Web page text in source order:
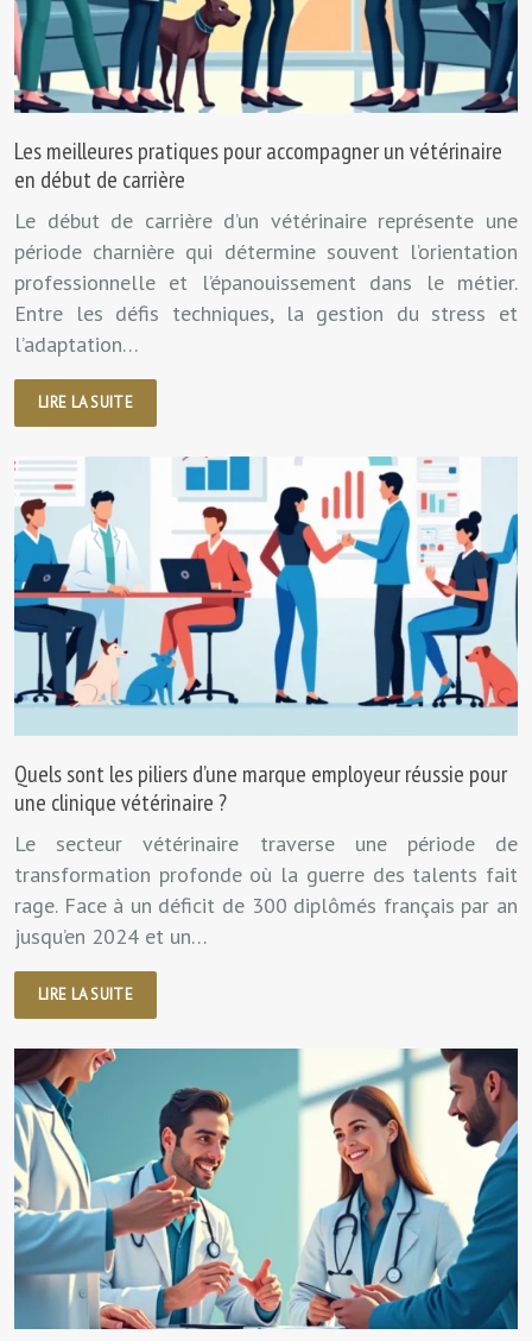
Les meilleures pratiques pour accompagner un vétérinaire
en début de carrière
Le début de carrière d’un vétérinaire représente une
période charnière qui détermine souvent l’orientation
professionnelle et l’épanouissement dans le métier.
Entre les défis techniques, la gestion du stress et
l’adaptation…
LIRE LA SUITE
Quels sont les piliers d’une marque employeur réussie pour
une clinique vétérinaire ?
Le secteur vétérinaire traverse une période de
transformation profonde où la guerre des talents fait
rage. Face à un déficit de 300 diplômés français par an
jusqu’en 2024 et un…
LIRE LA SUITE